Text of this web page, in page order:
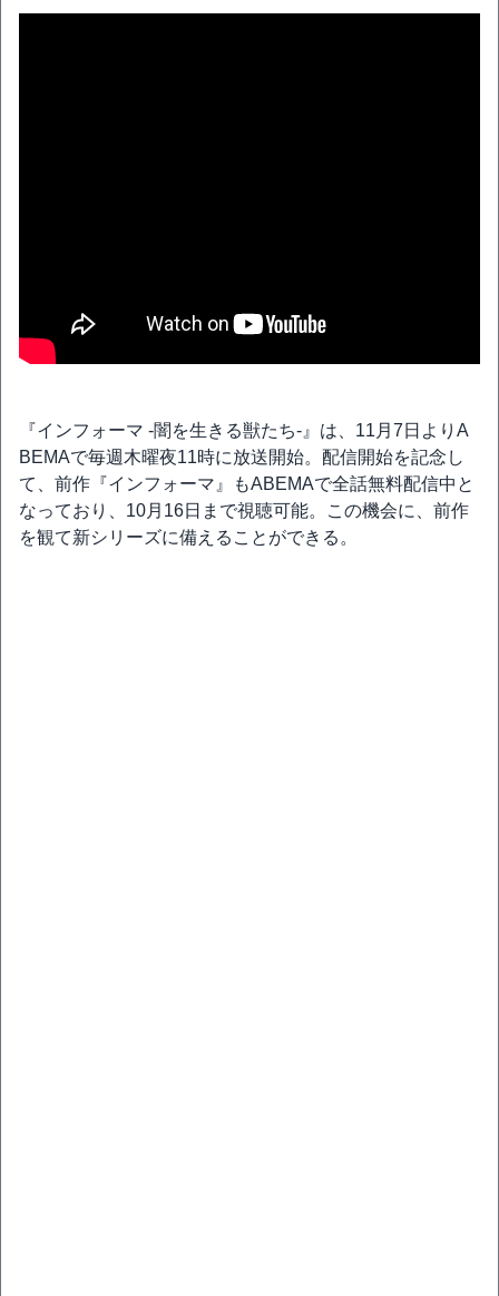
『インフォーマ -闇を生きる獣たち-』は、11月7日よりA
BEMAで毎週木曜夜11時に放送開始。配信開始を記念し
て、前作『インフォーマ』もABEMAで全話無料配信中と
なっており、10月16日まで視聴可能。この機会に、前作
を観て新シリーズに備えることができる。